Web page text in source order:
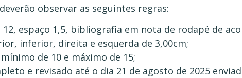
observar as seguintes regras:
espaço 1,5, bibliografia em nota de rodapé de
inferior, direita e esquerda de 3,00cm;
de 10 e máximo de 15;
e revisado até o dia 21 de agosto de 2025